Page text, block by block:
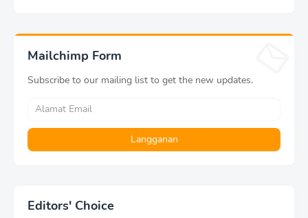
Mailchimp Form
Subscribe to our mailing list to get the new updates.
Editors' Choice